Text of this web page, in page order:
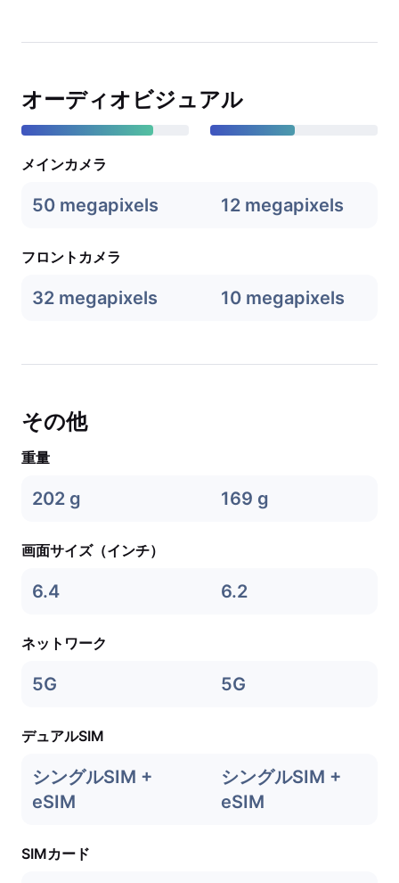
オーディオビジュアル
メインカメラ
50 megapixels 12 megapixels
フロントカメラ
32 megapixels 10 megapixels
その他
重量
202 g 169 g
画面サイズ（インチ）
6.4 6.2
ネットワーク
5G 5G
デュアルSIM
シングルSIM +
eSIM
シングルSIM +
eSIM
SIMカード